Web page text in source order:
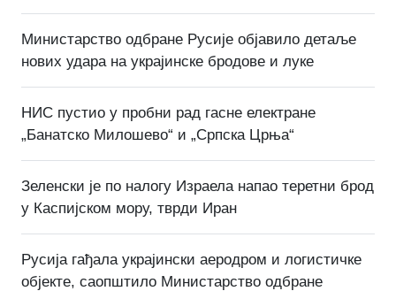
Министарство одбране Русије објавило детаље
нових удара на украјинске бродове и луке
НИС пустио у пробни рад гасне електране
„Банатско Милошево“ и „Српска Црња“
Зеленски је по налогу Израела напао теретни брод
у Каспијском мору, тврди Иран
Русија гађала украјински аеродром и логистичке
објекте, саопштило Министарство одбране